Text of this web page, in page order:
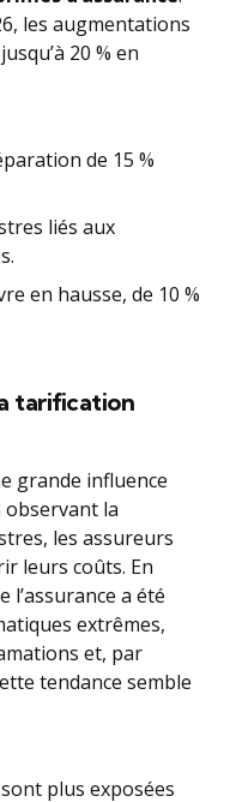
les augmentations
20 % en
de 15 %
liés aux
en hausse, de 10 %
tarification
grande influence
observant la
les assureurs
leurs coûts. En
l’assurance a été
extrêmes,
et, par
tendance semble
plus exposées